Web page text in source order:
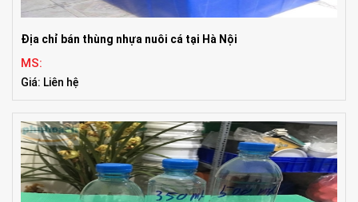
Địa chỉ bán thùng nhựa nuôi cá tại Hà Nội
MS:
Giá: Liên hệ